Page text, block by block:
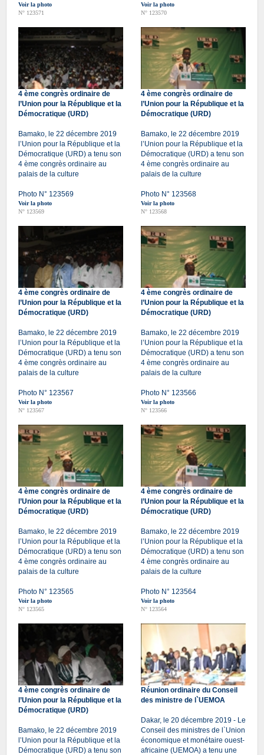
Voir la photo
N° 123571
Voir la photo
N° 123570
4 ème congrès ordinaire de
l’Union pour la République et la
Démocratique (URD)
Bamako, le 22 décembre 2019
l’Union pour la République et la
Démocratique (URD) a tenu son
4 ème congrès ordinaire au
palais de la culture
Photo N° 123569
Voir la photo
N° 123569
4 ème congrès ordinaire de
l’Union pour la République et la
Démocratique (URD)
Bamako, le 22 décembre 2019
l’Union pour la République et la
Démocratique (URD) a tenu son
4 ème congrès ordinaire au
palais de la culture
Photo N° 123568
Voir la photo
N° 123568
4 ème congrès ordinaire de
l’Union pour la République et la
Démocratique (URD)
Bamako, le 22 décembre 2019
l’Union pour la République et la
Démocratique (URD) a tenu son
4 ème congrès ordinaire au
palais de la culture
Photo N° 123567
Voir la photo
N° 123567
4 ème congrès ordinaire de
l’Union pour la République et la
Démocratique (URD)
Bamako, le 22 décembre 2019
l’Union pour la République et la
Démocratique (URD) a tenu son
4 ème congrès ordinaire au
palais de la culture
Photo N° 123566
Voir la photo
N° 123566
4 ème congrès ordinaire de
l’Union pour la République et la
Démocratique (URD)
Bamako, le 22 décembre 2019
l’Union pour la République et la
Démocratique (URD) a tenu son
4 ème congrès ordinaire au
palais de la culture
Photo N° 123565
Voir la photo
N° 123565
4 ème congrès ordinaire de
l’Union pour la République et la
Démocratique (URD)
Bamako, le 22 décembre 2019
l’Union pour la République et la
Démocratique (URD) a tenu son
4 ème congrès ordinaire au
palais de la culture
Photo N° 123564
Voir la photo
N° 123564
4 ème congrès ordinaire de
l’Union pour la République et la
Démocratique (URD)
Bamako, le 22 décembre 2019
l’Union pour la République et la
Démocratique (URD) a tenu son
Réunion ordinaire du Conseil
des ministre de l`UEMOA
Dakar, le 20 décembre 2019 - Le
Conseil des ministres de l`Union
économique et monétaire ouest-
africaine (UEMOA) a tenu une